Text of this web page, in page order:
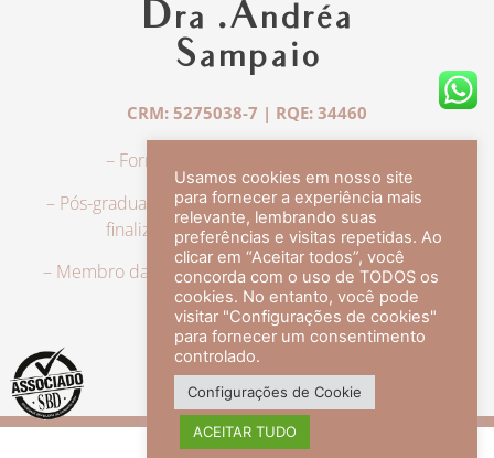
Dra .Andréa
Sampaio
CRM: 5275038-7 | RQE: 34460
– Formação em Medicina pela UFRJ.
– Pós-graduação em Dermatologia pela UFRJ, tendo
finalizado a especialização em 2007.
– Membro da Sociedade Brasileira de Dermatologia,
com título de especialista.
veja mais +
Usamos cookies em nosso site
para fornecer a experiência mais
relevante, lembrando suas
preferências e visitas repetidas. Ao
clicar em “Aceitar todos”, você
concorda com o uso de TODOS os
cookies. No entanto, você pode
visitar "Configurações de cookies"
para fornecer um consentimento
controlado.
Configurações de Cookie
ACEITAR TUDO